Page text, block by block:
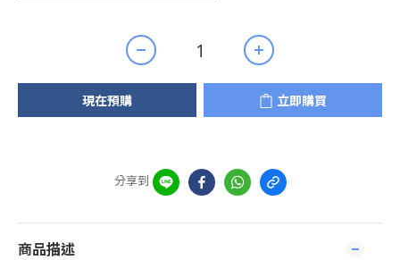
現在預購 立即購買
分享到
商品描述